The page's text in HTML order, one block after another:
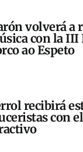
volverá a
con la III
ao Espeto
recibirá
con